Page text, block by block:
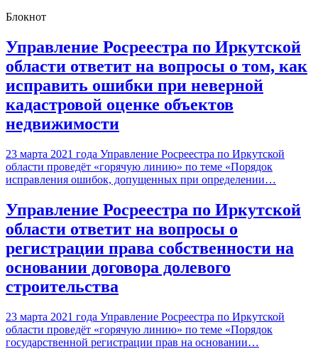
Блокнот
Управление Росреестра по Иркутской
области ответит на вопросы о том, как
исправить ошибки при неверной
кадастровой оценке объектов
недвижимости
23 марта 2021 года Управление Росреестра по Иркутской
области проведёт «горячую линию» по теме «Порядок
исправления ошибок, допущенных при определении…
Управление Росреестра по Иркутской
области ответит на вопросы о
регистрации права собственности на
основании договора долевого
строительства
23 марта 2021 года Управление Росреестра по Иркутской
области проведёт «горячую линию» по теме «Порядок
государственной регистрации прав на основании…